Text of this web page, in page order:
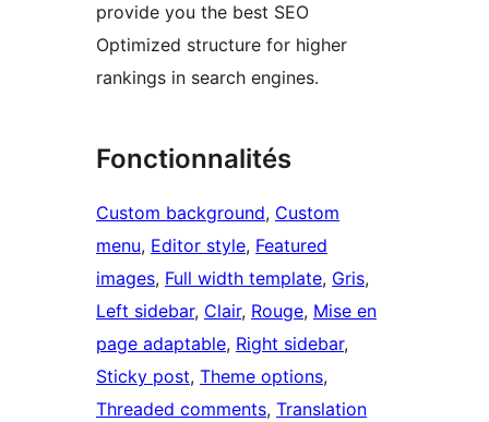
provide you the best SEO
Optimized structure for higher
rankings in search engines.
Fonctionnalités
Custom background, Custom
menu, Editor style, Featured
images, Full width template, Gris
Left sidebar, Clair, Rouge, Mise en
page adaptable, Right sidebar
Sticky post, Theme options
Threaded comments, Translation